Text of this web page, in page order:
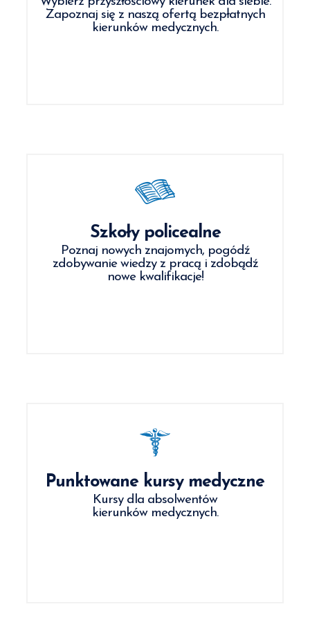
Zapoznaj się z naszą ofertą bezpłatnych
kierunków medycznych.
Szkoły policealne
Poznaj nowych znajomych, pogódź
zdobywanie wiedzy z pracą i zdobądź
nowe kwalifikacje!
Punktowane kursy medyczne
Kursy dla absolwentów
kierunków medycznych.